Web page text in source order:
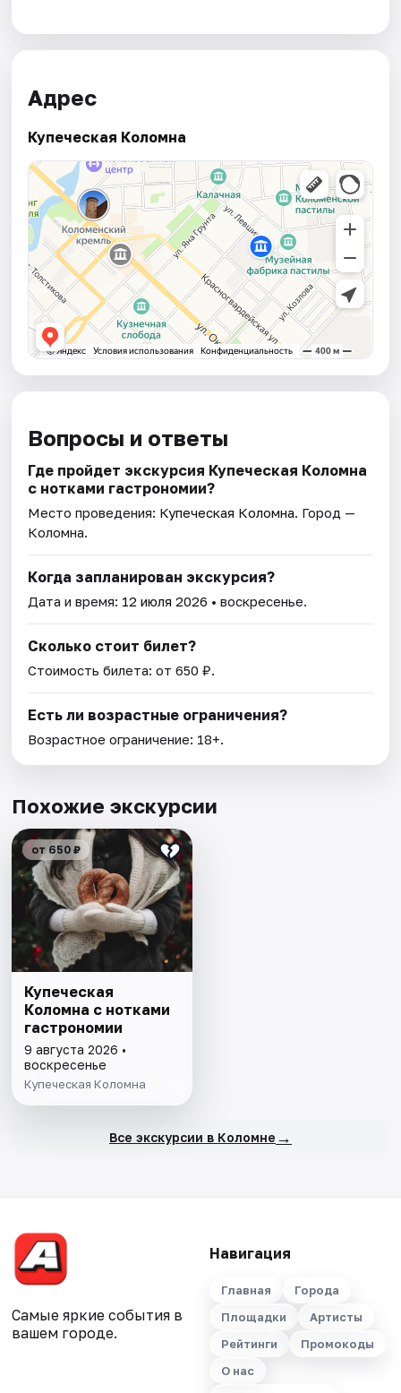
Адрес
Купеческая Коломна
Вопросы и ответы
Где пройдет экскурсия Купеческая Коломна
с нотками гастрономии?
Место проведения: Купеческая Коломна. Город —
Коломна.
Когда запланирован экскурсия?
Дата и время: 12 июля 2026 • воскресенье.
Сколько стоит билет?
Стоимость билета: от 650 ₽.
Есть ли возрастные ограничения?
Возрастное ограничение: 18+.
Похожие экскурсии
от 650 ₽
Купеческая
Коломна с нотками
гастрономии
9 августа 2026 •
воскресенье
Купеческая Коломна
Все экскурсии в Коломне →
Самые яркие события в
вашем городе.
Навигация
Главная
Города
Площадки
Артисты
Рейтинги
Промокоды
О нас